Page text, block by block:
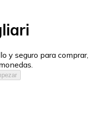
y seguro para comprar,